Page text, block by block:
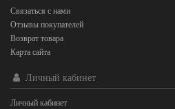
Связаться с нами
Отзывы покупателей
Возврат товара
Карта сайта
Личный кабинет
Личный кабинет